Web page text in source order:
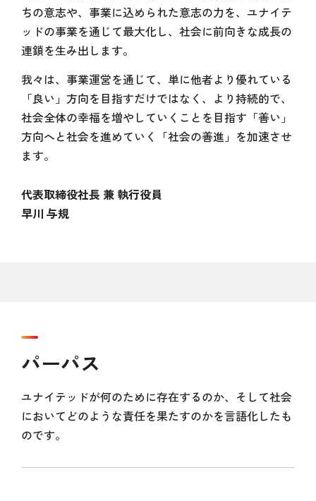
ちの意志や、事業に込められた意志の力を、ユナイテ
ッドの事業を通じて最大化し、社会に前向きな成長の
連鎖を生み出します。
我々は、事業運営を通じて、単に他者より優れている
「良い」方向を目指すだけではなく、より持続的で、
社会全体の幸福を増やしていくことを目指す「善い」
方向へと社会を進めていく「社会の善進」を加速させ
ます。
代表取締役社長 兼 執行役員
早川 与規
パーパス
ユナイテッドが何のために存在するのか、そして社会
においてどのような責任を果たすのかを言語化したも
のです。